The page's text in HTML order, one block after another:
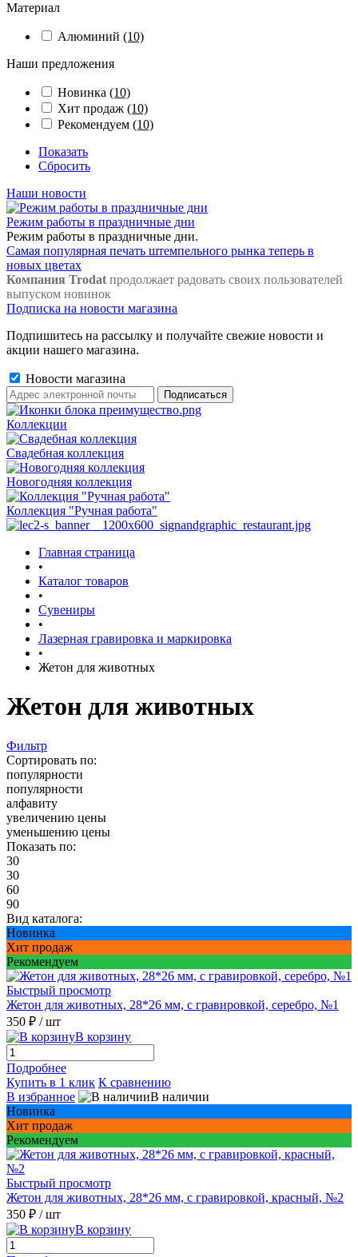
Материал
Алюминий (10)
Наши предложения
Новинка (10)
Хит продаж (10)
Рекомендуем (10)
Показать
Сбросить
Наши новости
Режим работы в праздничные дни
Режим работы в праздничные дни.
Самая популярная печать штемпельного рынка теперь в
новых цветах
Компания Trodat продолжает радовать своих пользователей
выпуском новинок
Подписка на новости магазина
Подпишитесь на рассылку и получайте свежие новости и
акции нашего магазина.
Новости магазина
Коллекции
Свадебная коллекция
Новогодняя коллекция
Коллекция "Ручная работа"
Главная страница
•
Каталог товаров
•
Сувениры
•
Лазерная гравировка и маркировка
•
Жетон для животных
Жетон для животных
Фильтр
Сортировать по:
популярности
популярности
алфавиту
увеличению цены
уменьшению цены
Показать по:
30
30
60
90
Вид каталога:
Новинка
Хит продаж
Рекомендуем
Быстрый просмотр
Жетон для животных, 28*26 мм, с гравировкой, серебро, №1
350 ₽ / шт
В корзину
Подробнее
Купить в 1 клик К сравнению
В избранное
В наличии
Новинка
Хит продаж
Рекомендуем
Быстрый просмотр
Жетон для животных, 28*26 мм, с гравировкой, красный, №2
350 ₽ / шт
В корзину